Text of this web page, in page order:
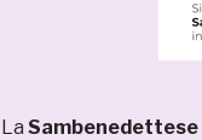
La Sambenedettese